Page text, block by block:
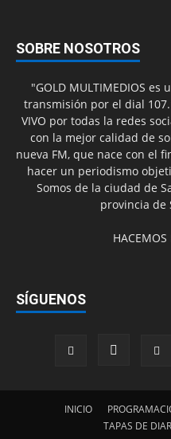
SOBRE NOSOTROS
"GOLD MULTIMEDIOS
transmisión por el dial
VIVO por todas la redes
con la mejor calidad de
nueva FM, que nace con el
hacer un periodismo
Somos de la ciudad de
provincia de
SÍGUENOS
INICIO
TAPAS DE